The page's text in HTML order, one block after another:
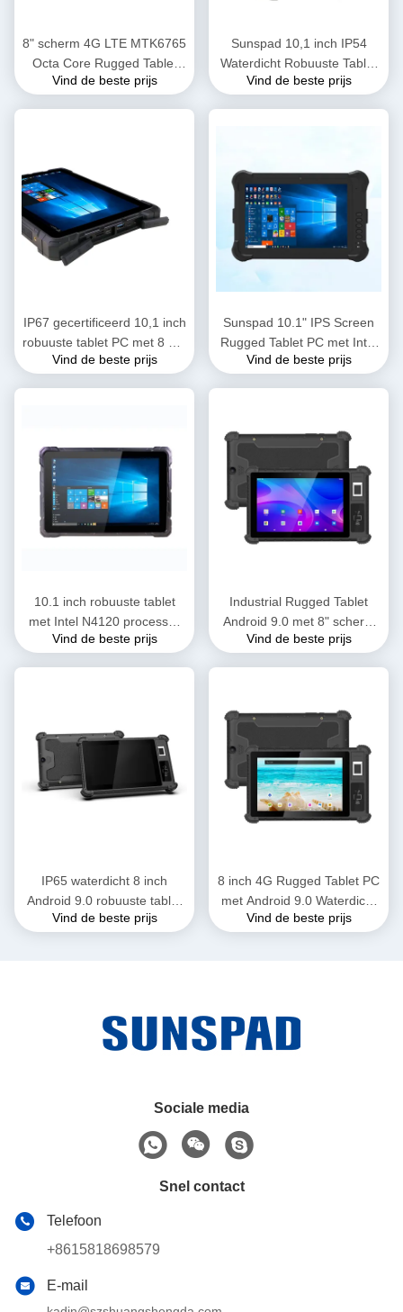
8" scherm 4G LTE MTK6765
Octa Core Rugged Tablet
Industrial Tablet PC met
Vind de beste prijs
Sunspad 10,1 inch IP54
Waterdicht Robuuste Tablet
PC met Intel I5 7200U 8GB
Vind de beste prijs
IP67 gecertificeerd 10,1 inch
robuuste tablet PC met 8 GB
RAM 128 GB ROM voor
Vind de beste prijs
Sunspad 10.1" IPS Screen
Rugged Tablet PC met Intel
Core i5 7200U en 8GB RAM
Vind de beste prijs
10.1 inch robuuste tablet
met Intel N4120 processor
en 8 GB RAM voor
Vind de beste prijs
Industrial Rugged Tablet
Android 9.0 met 8" scherm
en 1280x800 resolutie voor
Vind de beste prijs
IP65 waterdicht 8 inch
Android 9.0 robuuste tablet
met 4G GPS en
Vind de beste prijs
8 inch 4G Rugged Tablet PC
met Android 9.0 Waterdicht
Schokdicht Industrieel Tablet
Vind de beste prijs
Sociale media
Snel contact
Telefoon
+8615818698579
E-mail